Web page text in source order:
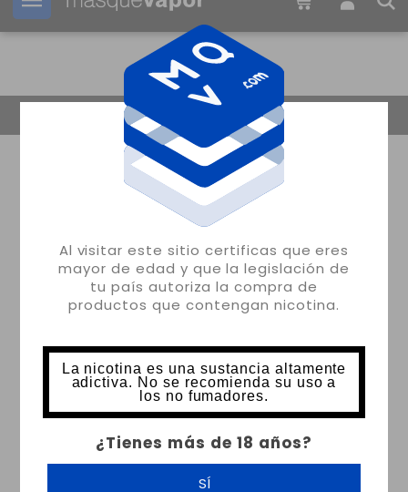
Al visitar este sitio certificas que eres
mayor de edad y que la legislación de
tu país autoriza la compra de
productos que contengan nicotina.
La nicotina es una sustancia altamente
adictiva. No se recomienda su uso a
los no fumadores.
¿Tienes más de 18 años?
SÍ
Tu pedido puede ser enviado en 04m: 49s